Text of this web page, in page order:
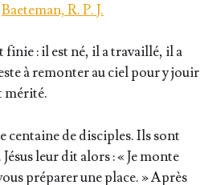
Baeteman, R. P. J.
: il est né, il a tra­vaillé, il a
à remon­ter au ciel pour y jouir
mérité.
cen­taine de dis­ciples. Ils sont
leur dit alors : « Je monte
pré­pa­rer une place. » Après